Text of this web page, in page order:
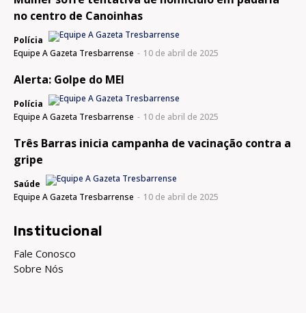
no centro de Canoinhas
Polícia
Equipe A Gazeta Tresbarrense - 10 de abril de 2025
Alerta: Golpe do MEI
Polícia
Equipe A Gazeta Tresbarrense - 10 de abril de 2025
Três Barras inicia campanha de vacinação contra a
gripe
Saúde
Equipe A Gazeta Tresbarrense - 10 de abril de 2025
Institucional
Fale Conosco
Sobre Nós